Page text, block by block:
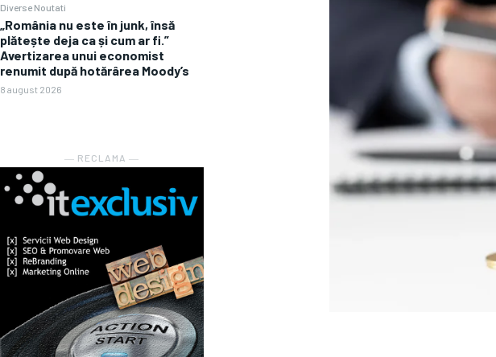
Diverse Noutati
„România nu este în junk, însă
plătește deja ca și cum ar fi.”
Avertizarea unui economist
renumit după hotărârea Moody’s
8 august 2026
― RECLAMA ―